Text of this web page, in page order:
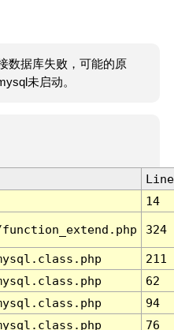
数据库失败，可能的原
未启动。
Line
14
324
211
62
94
76